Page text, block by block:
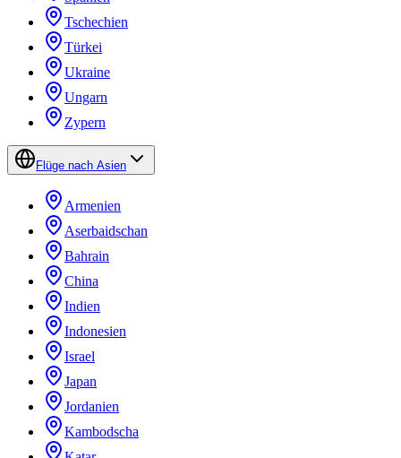
Tschechien
Türkei
Ukraine
Ungarn
Zypern
Flüge nach Asien
Armenien
Aserbaidschan
Bahrain
China
Indien
Indonesien
Israel
Japan
Jordanien
Kambodscha